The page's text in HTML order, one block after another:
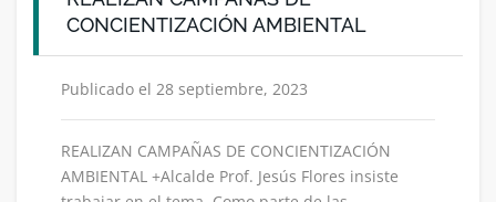
CONCIENTIZACIÓN AMBIENTAL
Publicado el 28 septiembre, 2023
REALIZAN CAMPAÑAS DE CONCIENTIZACIÓN
AMBIENTAL +Alcalde Prof. Jesús Flores insiste